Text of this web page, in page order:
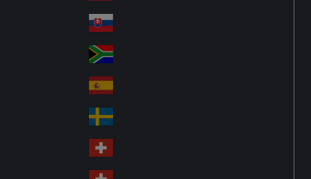
nd
ay
Pol
an
d
Slo
va
kia
So
uth
Af
ric
a
Sp
ain
Sw
ed
en
Sw